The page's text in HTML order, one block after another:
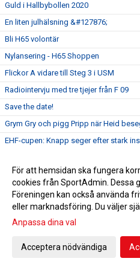
Guld i Hallbybollen 2020
En liten julhälsning &#127876;
Bli H65 volontär
Nylansering - H65 Shoppen
Flickor A vidare till Steg 3 i USM
Radiointervju med tre tjejer från F 09
Save the date!
Grym Gry och pigg Pripp när Heid
EHF-cupen: Knapp seger efter stark
Klubbfotografering onsdagen 9/10
Sparbanken Skåne erbjuder Fri entré!
HSK 13/14
Handbollen ställer upp 1 000 000 gånger
Klubbfotografering 9 oktober
Förtydligande om ansvarsfördelning
För att hemsidan ska fungera
cookies från SportAdmin. Dessa
Föreningen kan också använda
eller marknadsföring. Du väljer
Anpassa dina val
Acceptera nödvändiga